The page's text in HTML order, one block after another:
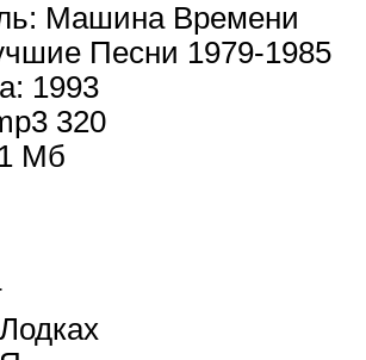
Машина Времени
Песни 1979-1985
1993
320
Мб